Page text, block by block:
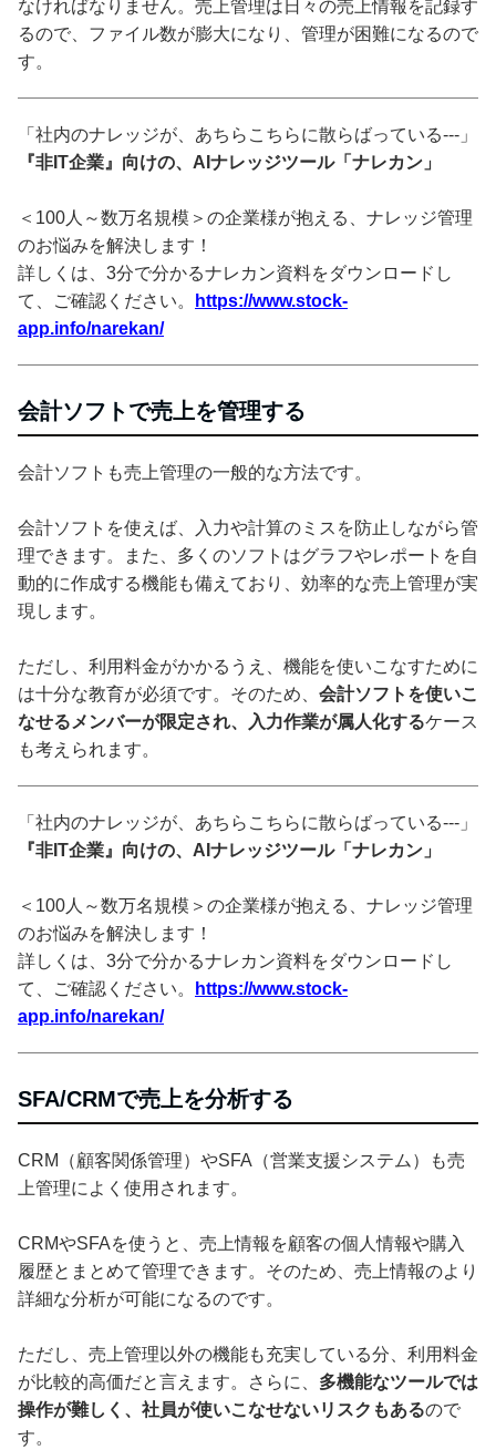
なければなりません。売上管理は日々の売上情報を記録す
るので、ファイル数が膨大になり、管理が困難になるので
す。
「社内のナレッジが、あちらこちらに散らばっている---」
『非IT企業』向けの、AIナレッジツール「ナレカン」
＜100人～数万名規模＞の企業様が抱える、ナレッジ管理
のお悩みを解決します！
詳しくは、3分で分かるナレカン資料をダウンロードし
て、ご確認ください。
https://www.stock-
app.info/narekan/
会計ソフトで売上を管理する
会計ソフトも売上管理の一般的な方法です。
会計ソフトを使えば、入力や計算のミスを防止しながら管
理できます。また、多くのソフトはグラフやレポートを自
動的に作成する機能も備えており、効率的な売上管理が実
現します。
ただし、利用料金がかかるうえ、機能を使いこなすために
は十分な教育が必須です。そのため、 会計ソフトを使いこ
なせるメンバーが限定され、入力作業が属人化するケース
も考えられます。
「社内のナレッジが、あちらこちらに散らばっている---」
『非IT企業』向けの、AIナレッジツール「ナレカン」
＜100人～数万名規模＞の企業様が抱える、ナレッジ管理
のお悩みを解決します！
詳しくは、3分で分かるナレカン資料をダウンロードし
て、ご確認ください。
https://www.stock-
app.info/narekan/
SFA/CRMで売上を分析する
CRM（顧客関係管理）やSFA（営業支援システム）も売
上管理によく使用されます。
CRMやSFAを使うと、売上情報を顧客の個人情報や購入
履歴とまとめて管理できます。そのため、売上情報のより
詳細な分析が可能になるのです。
ただし、売上管理以外の機能も充実している分、利用料金
が比較的高価だと言えます。さらに、 多機能なツールでは
操作が難しく、社員が使いこなせないリスクもあるので
す。